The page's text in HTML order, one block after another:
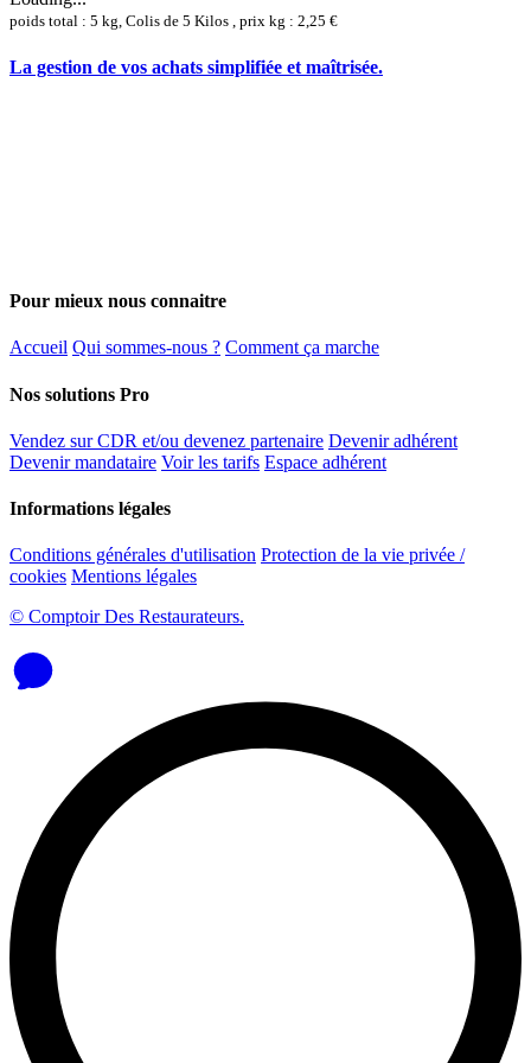
poids total : 5 kg, Colis de 5 Kilos , prix kg : 2,25 €
La gestion de vos achats simplifiée et maîtrisée.
Pour mieux nous connaitre
Accueil Qui sommes-nous ? Comment ça marche
Nos solutions Pro
Vendez sur CDR et/ou devenez partenaire Devenir adhérent
Devenir mandataire Voir les tarifs Espace adhérent
Informations légales
Conditions générales d'utilisation Protection de la vie privée /
cookies Mentions légales
© Comptoir Des Restaurateurs.